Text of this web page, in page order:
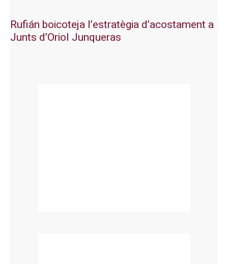
Rufián boicoteja l’estratègia d’acostament a
Junts d’Oriol Junqueras